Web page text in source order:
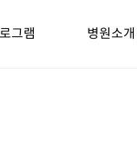
그램 병원소개